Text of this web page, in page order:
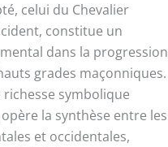
celui du Chevalier
constitue un
dans la progression
grades maçonniques.
richesse symbolique
la synthèse entre les
et occidentales,